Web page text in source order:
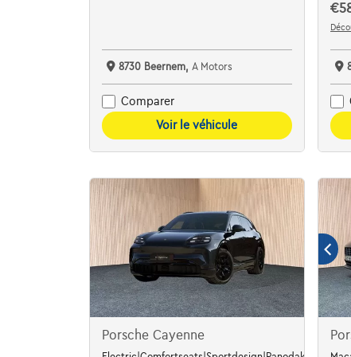
8730 Beernem, A Motors
Comparer
Voir le véhicule
Porsche Cayenne